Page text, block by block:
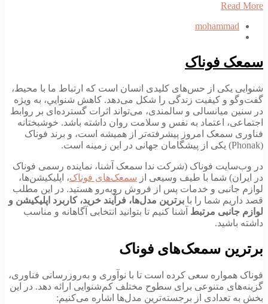
Read More
mohammad
سمعک فوناک
شنوایی یکی از حس‌های کلیدی انسان است که ارتباط ما با محیط،
گفت‌وگو و کیفیت زندگی را شکل می‌دهد. کاهش شنوايي، به ویژه
در سنین میانسالی و سالمندی، می‌تواند اثرات گسترده‌ای بر روابط
اجتماعی، اعتماد به نفس و سلامت روان داشته باشد. خوشبختانه
فناوری سمعک امروز پیشرفته‌تر از همیشه است، و برند فوناک
در وب‌سایت فوناک (شرکت ندا سمعک آشنا، نماینده رسمی فوناک
در ایران) شما با طیف وسیعی از سمعک‌های فوناک، اپلیکیشن‌ها،
لوازم جانبی و خدمات پس از فروش روبه‌رو هستید. در این مطلب
قصد داریم شما را بابرترین مدل‌ها، فرآیند خرید، کاربرد اپلیکیشن و
لوازم جانبی مرتبطآشنا کنیم تا بتوانید انتخابی آگاهانه و مناسب
داشته باشید.
برترین سمعک‌های فوناک
فوناک همواره سعی کرده است تا با نوآوری و به‌روزرسانی فناوری،
گزینه‌های متنوعی برای سطوح مختلف کم‌شنوایی ارائه دهد. در این
بخش به تعدادی از برجسته‌ترین مدل‌ها اشاره می‌کنیم: